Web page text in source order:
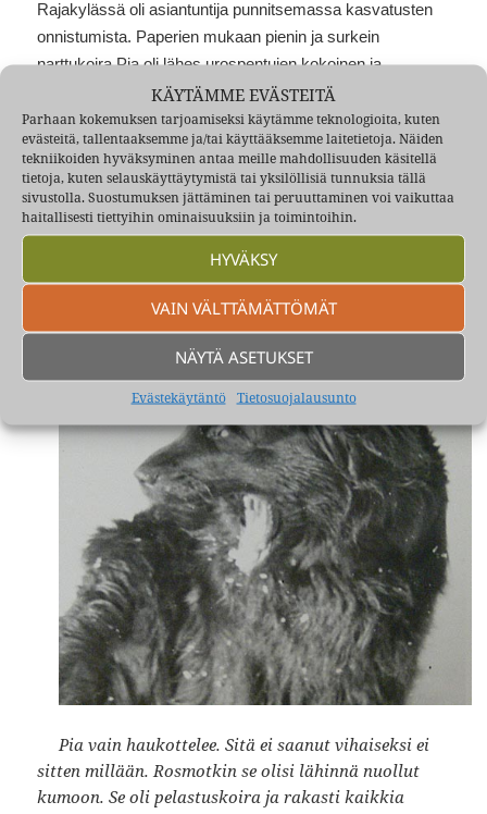
KÄYTÄMME EVÄSTEITÄ
Parhaan kokemuksen tarjoamiseksi käytämme teknologioita, kuten
evästeitä, tallentaaksemme ja/tai käyttääksemme laitetietoja. Näiden
tekniikoiden hyväksyminen antaa meille mahdollisuuden käsitellä
tietoja, kuten selauskäyttäytymistä tai yksilöllisiä tunnuksia tällä
sivustolla. Suostumuksen jättäminen tai peruuttaminen voi vaikuttaa
haitallisesti tiettyihin ominaisuuksiin ja toimintoihin.
HYVÄKSY
VAIN VÄLTTÄMÄTTÖMÄT
NÄYTÄ ASETUKSET
Evästekäytäntö Tietosuojalausunto
Rajakylässä oli asiantuntija punnitsemassa kasvatusten
onnistumista. Paperien mukaan pienin ja surkein
narttukoira Pia oli lähes urospentujen kokoinen ja
vahvojen hartialihasten takia säkäkorkeus oli liian suuri
nartulle. ”Ei kelpaa näyttelykoiraksi” oli tuomio. Ennen
lähtöämme Pia vielä näytösluontoisesti väänsi isoimman
velipoikansa tantereeseen. Piasta rekineen on hyvä kuva,
kts. ”heimopiakaatypolku57”
Kirjoitti: Heimo Kuukkanen
Pia vain haukottelee. Sitä ei saanut vihaiseksi ei
sitten millään. Rosmotkin se olisi lähinnä nuollut
kumoon. Se oli pelastuskoira ja rakasti kaikkia